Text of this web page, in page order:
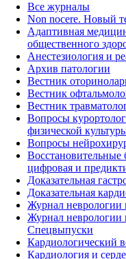
Все журналы
Non nocere. Новый
Адаптивная
общественного
Анестезиология и
Архив патологии
Вестник
Вестник
Вестник
Вопросы
физической
Вопросы
Восстановительные
цифровая и
Доказательная
Доказательная
Журнал неврологии
Журнал неврологии
Спецвыпуски
Кардиологический
Кардиология и